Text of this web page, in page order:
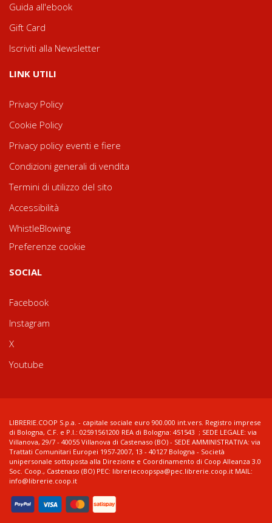
Guida all'ebook
Gift Card
Iscriviti alla Newsletter
LINK UTILI
Privacy Policy
Cookie Policy
Privacy policy eventi e fiere
Condizioni generali di vendita
Termini di utilizzo del sito
Accessibilità
WhistleBlowing
Preferenze cookie
SOCIAL
Facebook
Instagram
X
Youtube
LIBRERIE.COOP S.p.a. - capitale sociale euro 900.000 int.vers. Registro imprese
di Bologna, C.F. e P.I.: 02591561200 REA di Bologna: 451543 ; SEDE LEGALE: via
Villanova, 29/7 - 40055 Villanova di Castenaso (BO) - SEDE AMMINISTRATIVA: via
Trattati Comunitari Europei 1957-2007, 13 - 40127 Bologna - Società
unipersonale sottoposta alla Direzione e Coordinamento di Coop Alleanza 3.0
Soc. Coop., Castenaso (BO) PEC: libreriecoopspa@pec.librerie.coop.it MAIL:
info@librerie.coop.it